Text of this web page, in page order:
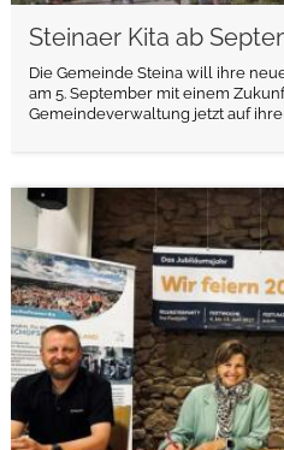
Steinaer Kita ab
Die Gemeinde Steina will ihre
am 5. September mit einem
Gemeindeverwaltung jetzt auf